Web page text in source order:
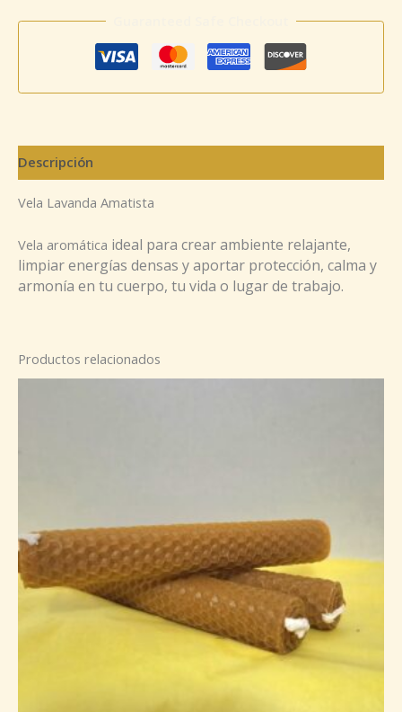
Descripción
Vela Lavanda Amatista
Vela aromática ideal para crear ambiente relajante,
limpiar energías densas y aportar protección, calma y
armonía en tu cuerpo, tu vida o lugar de trabajo.
Productos relacionados